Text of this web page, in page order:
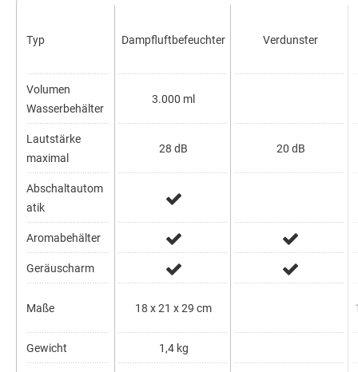
Typ
Volumen
Wasserbehälter
Lautstärke
maximal
Abschaltautom
atik
Aromabehälter
Geräuscharm
Maße
Gewicht
Dampfluftbefeuchter
3.000 ml
28 dB
18 x 21 x 29 cm
1,4 kg
Verdunster
20 dB